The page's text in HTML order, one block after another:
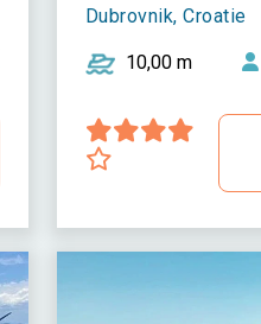
Dubrovnik, Croatie
10,00 m